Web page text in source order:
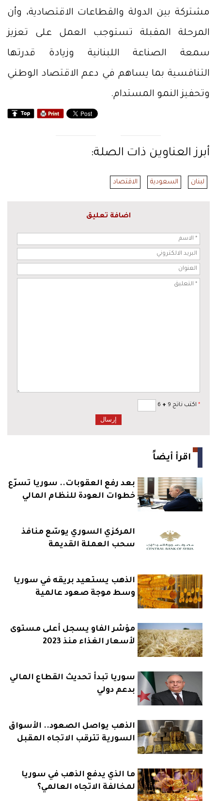
مشتركة بين الدولة والقطاعات الاقتصادية، وأن
المرحلة المقبلة تستوجب العمل على تعزيز
سمعة الصناعة اللبنانية وزيادة قدرتها
التنافسية بما يساهم في دعم الاقتصاد الوطني
وتحفيز النمو المستدام.
أبرز العناوين ذات الصلة:
لبنان السعودية الاقتصاد
اضافة تعليق
* اكتب ناتج 9 +
اقرأ أيضاً
بعد رفع العقوبات.. سوريا تسرّع
خطوات العودة للنظام المالي
المركزي السوري يوسّع منافذ
سحب العملة القديمة
الذهب يستعيد بريقه في سوريا
وسط موجة صعود عالمية
مؤشر الفاو يسجل أعلى مستوى
لأسعار الغذاء منذ 2023
سوريا تبدأ تحديث القطاع المالي
بدعم دولي
الذهب يواصل الصعود.. الأسواق
السورية تترقب الاتجاه المقبل
ما الذي يدفع الذهب في سوريا
لمخالفة الاتجاه العالمي؟